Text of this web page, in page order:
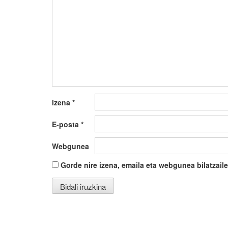
Izena *
E-posta *
Webgunea
Gorde nire izena, emaila eta webgunea